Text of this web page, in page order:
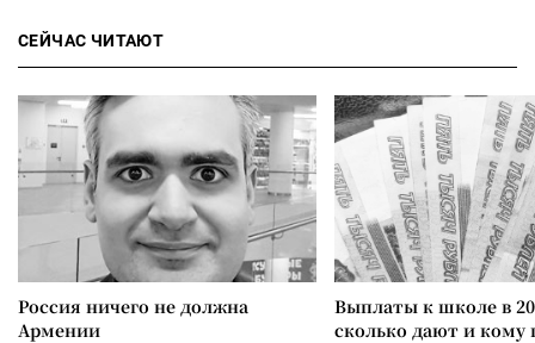
СЕЙЧАС ЧИТАЮТ
Россия ничего не должна
Армении
Выплаты к школе в
сколько дают и